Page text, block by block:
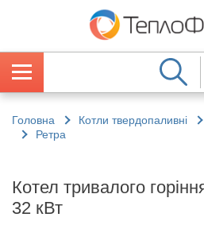
Головна Котли твердопаливні
Ретра
Котел тривалого
32 кВт